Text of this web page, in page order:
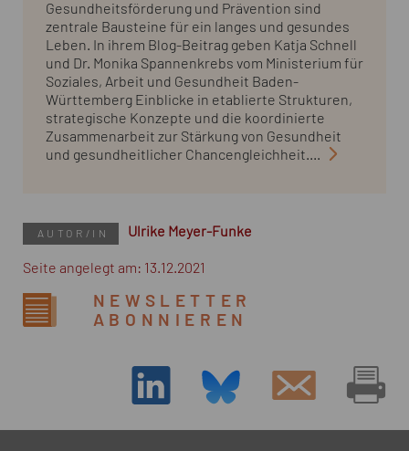
Gesundheitsförderung und Prävention sind
zentrale Bausteine für ein langes und gesundes
Leben. In ihrem Blog-Beitrag geben Katja Schnell
und Dr. Monika Spannenkrebs vom Ministerium für
Soziales, Arbeit und Gesundheit Baden-
Württemberg Einblicke in etablierte Strukturen,
strategische Konzepte und die koordinierte
Zusammenarbeit zur Stärkung von Gesundheit
und gesundheitlicher Chancengleichheit....
AUTOR/IN Ulrike Meyer-Funke
Seite angelegt am: 13.12.2021
NEWSLETTER
ABONNIEREN